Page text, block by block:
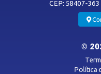
CEP: 58407-
©
Política